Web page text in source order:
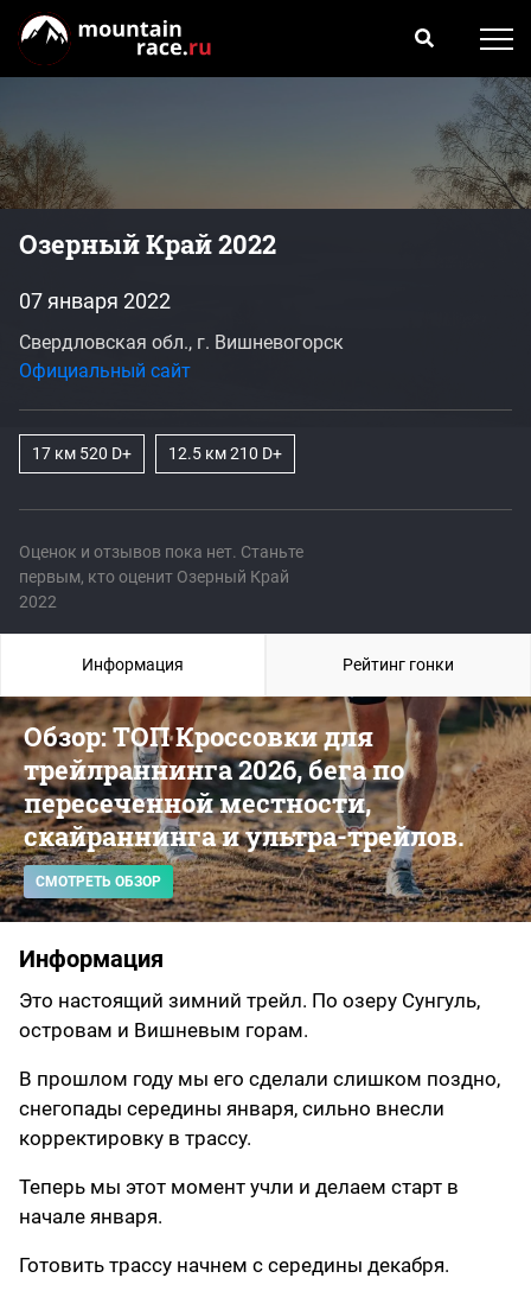
Озерный Край 2022
Оценок и отзывов пока нет. Станьте
первым, кто оценит Озерный Край
2022
07 января 2022
Свердловская обл., г. Вишневогорск
Официальный сайт
17 км 520 D+ 12.5 км 210 D+
Обзор: ТОП Кроссовки для
трейлраннинга 2026, бега по
пересеченной местности,
скайраннинга и ультра-трейлов.
СМОТРЕТЬ ОБЗОР
Информация
Это настоящий зимний трейл. По озеру Сунгуль,
островам и Вишневым горам.
В прошлом году мы его сделали слишком поздно,
снегопады середины января, сильно внесли
корректировку в трассу.
Теперь мы этот момент учли и делаем старт в
начале января.
Готовить трассу начнем с середины декабря.
Информация Рейтинг гонки